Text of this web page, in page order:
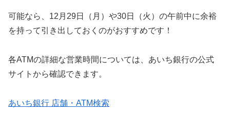
可能なら、12月29日（月）や30日（火）の午前中に余裕
を持って引き出しておくのがおすすめです！
各ATMの詳細な営業時間については、あいち銀行の公式
サイトから確認できます。
あいち銀行 店舗・ATM検索